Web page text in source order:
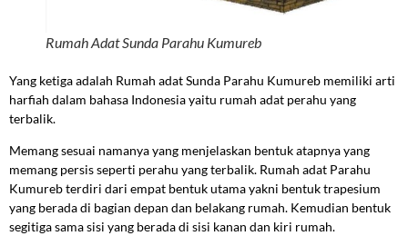
Rumah Adat Sunda Parahu Kumureb
Yang ketiga adalah Rumah adat Sunda Parahu Kumureb memiliki arti
harfiah dalam bahasa Indonesia yaitu rumah adat perahu yang
terbalik.
Memang sesuai namanya yang menjelaskan bentuk atapnya yang
memang persis seperti perahu yang terbalik. Rumah adat Parahu
Kumureb terdiri dari empat bentuk utama yakni bentuk trapesium
yang berada di bagian depan dan belakang rumah. Kemudian bentuk
segitiga sama sisi yang berada di sisi kanan dan kiri rumah.